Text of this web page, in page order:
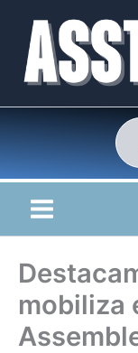
conteúdo
mobiliza